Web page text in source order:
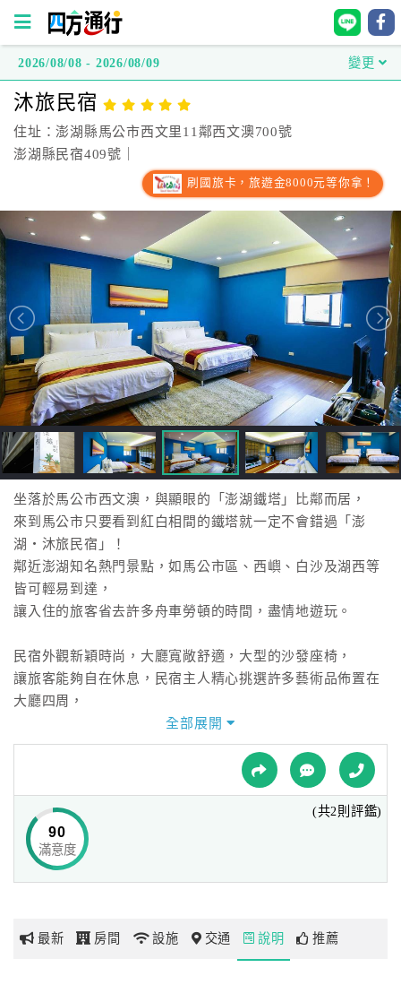
方
通
行
房
直
接
跟
飯
店
訂
房
HOT
特
色
宿
球
網
玩
2026/08/08 - 2026/08/09 變更
沐旅民宿
住址：澎湖縣馬公市西文里11鄰西文澳700號
澎湖縣民宿409號｜
刷國旅卡，旅遊金8000元等你拿！
坐落於馬公市西文澳，與顯眼的「澎湖鐵塔」比鄰而居，
來到馬公市只要看到紅白相間的鐵塔就一定不會錯過「澎
湖‧沐旅民宿」！
鄰近澎湖知名熱門景點，如馬公市區、西嶼、白沙及湖西等
皆可輕易到達，
讓入住的旅客省去許多舟車勞頓的時間，盡情地遊玩。
民宿外觀新穎時尚，大廳寬敞舒適，大型的沙發座椅，
讓旅客能夠自在休息，民宿主人精心挑選許多藝術品佈置在
大廳四周，
打造出時尚休閒的氛圍，光是大廳就令人流連忘返。
提供雙人與四人房型，每間房型皆以旅客舒適為最大目標，
溫馨舒適的擺設讓人放鬆，木質地板透露出溫暖的氣息，
淡色系牆面與柔軟的床鋪使人疲憊一掃而空，
房間內觀景窗向外望去即為晴空萬里的美景，
在海景房內更可欣賞一望無垠的碧海藍天，
我們提供著優質住宿環境與貼心熱情的服務，
全部展開
90
滿意度
(共2則評鑑)
最新 房間 設施 交通 說明 推薦